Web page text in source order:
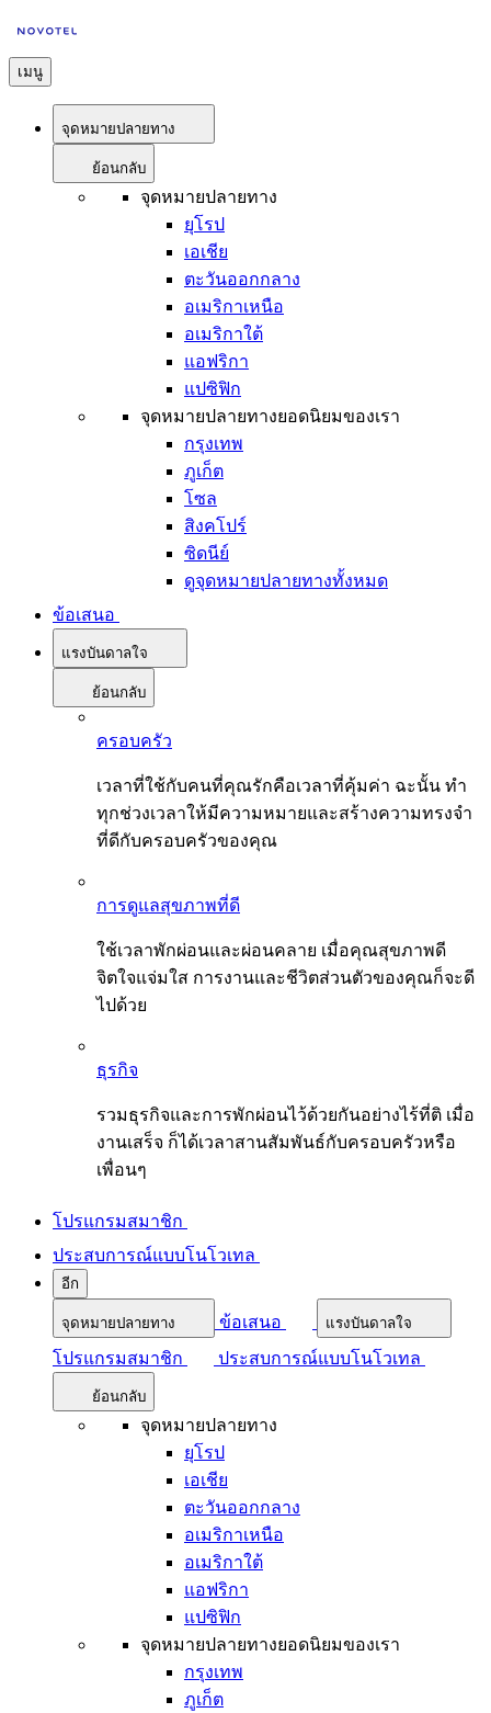
เมนู
จุดหมายปลายทาง
ย้อนกลับ
จุดหมายปลายทาง
ยุโรป
เอเชีย
ตะวันออกกลาง
อเมริกาเหนือ
อเมริกาใต้
แอฟริกา
แปซิฟิก
จุดหมายปลายทางยอดนิยมของเรา
กรุงเทพ
ภูเก็ต
โซล
สิงคโปร์
ซิดนีย์
ดูจุดหมายปลายทางทั้งหมด
ข้อเสนอ
แรงบันดาลใจ
ย้อนกลับ
ครอบครัว
เวลาที่ใช้กับคนที่คุณรักคือเวลาที่คุ้มค่า ฉะนั้น ทำ
ทุกช่วงเวลาให้มีความหมายและสร้างความทรงจำ
ที่ดีกับครอบครัวของคุณ
การดูแลสุขภาพที่ดี
ใช้เวลาพักผ่อนและผ่อนคลาย เมื่อคุณสุขภาพดี
จิตใจแจ่มใส การงานและชีวิตส่วนตัวของคุณก็จะดี
ไปด้วย
ธุรกิจ
รวมธุรกิจและการพักผ่อนไว้ด้วยกันอย่างไร้ที่ติ เมื่อ
งานเสร็จ ก็ได้เวลาสานสัมพันธ์กับครอบครัวหรือ
เพื่อนๆ
โปรแกรมสมาชิก
ประสบการณ์แบบโนโวเทล
อีก
จุดหมายปลายทาง ข้อเสนอ แรงบันดาลใจ
โปรแกรมสมาชิก ประสบการณ์แบบโนโวเทล
ย้อนกลับ
จุดหมายปลายทาง
ยุโรป
เอเชีย
ตะวันออกกลาง
อเมริกาเหนือ
อเมริกาใต้
แอฟริกา
แปซิฟิก
จุดหมายปลายทางยอดนิยมของเรา
กรุงเทพ
ภูเก็ต